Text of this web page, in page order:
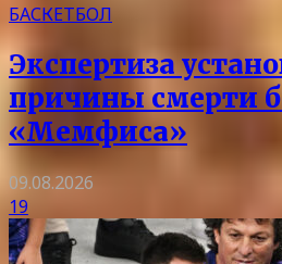
БАСКЕТБОЛ
Экспертиза
причины смерти
«Мемфиса»
09.08.2026
19